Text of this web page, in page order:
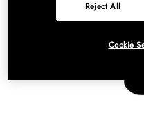
Reject All
Cookie